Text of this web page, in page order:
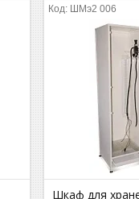
ШМэ2 006
Шкаф для